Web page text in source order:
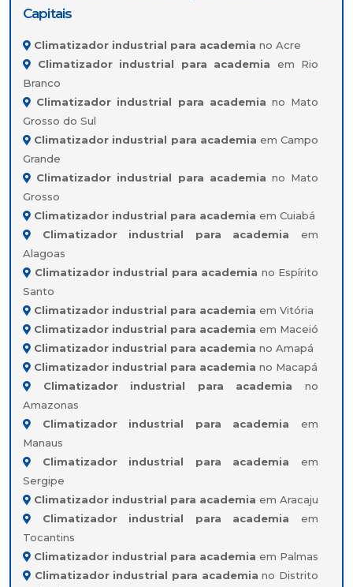
Capitais
Climatizador industrial para academia no Acre
Climatizador industrial para academia em Rio
Branco
Climatizador industrial para academia no Mato
Grosso do Sul
Climatizador industrial para academia em Campo
Grande
Climatizador industrial para academia no Mato
Grosso
Climatizador industrial para academia em Cuiabá
Climatizador industrial para academia em
Alagoas
Climatizador industrial para academia no Espírito
Santo
Climatizador industrial para academia em Vitória
Climatizador industrial para academia em Maceió
Climatizador industrial para academia no Amapá
Climatizador industrial para academia no Macapá
Climatizador industrial para academia no
Amazonas
Climatizador industrial para academia em
Manaus
Climatizador industrial para academia em
Sergipe
Climatizador industrial para academia em Aracaju
Climatizador industrial para academia em
Tocantins
Climatizador industrial para academia em Palmas
Climatizador industrial para academia no Distrito